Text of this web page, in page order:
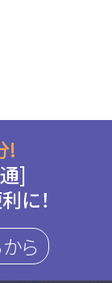
!
]
に！
ら